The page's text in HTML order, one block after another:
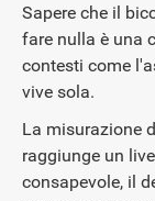
Sapere che il
fare nulla è una
contesti come
vive sola.
La misurazione
raggiunge un
consapevole, il